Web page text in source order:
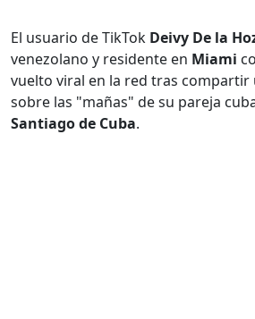
El usuario de TikTok Deivy De la
venezolano y residente en Miami
vuelto viral en la red tras
sobre las "mañas" de su pareja
Santiago de Cuba.